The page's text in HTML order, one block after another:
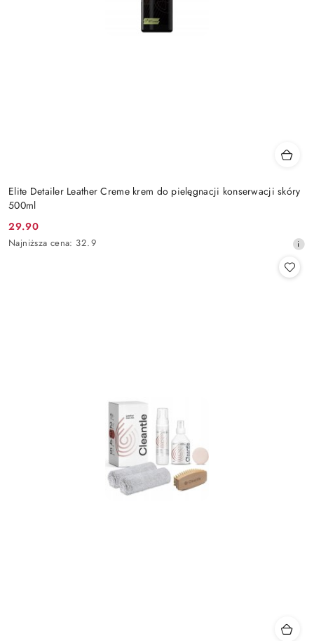
Elite Detailer Leather Creme krem do pielęgnacji konserwacji skóry
500ml
Cena
promocyjna:
29.90
Najniższa
Najniższa cena: 32.9